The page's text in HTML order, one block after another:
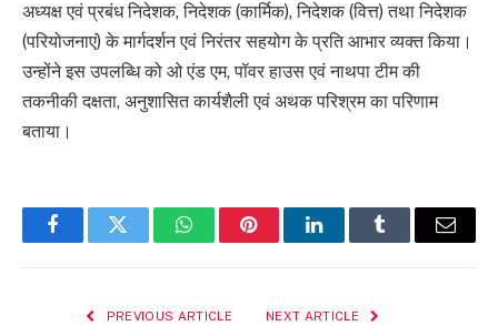
अध्यक्ष एवं प्रबंध निदेशक, निदेशक (कार्मिक), निदेशक (वित्त) तथा निदेशक
(परियोजनाएं) के मार्गदर्शन एवं निरंतर सहयोग के प्रति आभार व्यक्त किया।
उन्होंने इस उपलब्धि को ओ एंड एम, पॉवर हाउस एवं नाथपा टीम की
तकनीकी दक्षता, अनुशासित कार्यशैली एवं अथक परिश्रम का परिणाम
बताया।
FacebookTwitter WhatsAppPinterestLinkedInTumblr Email
PREVIOUS ARTICLE NEXT ARTICLE